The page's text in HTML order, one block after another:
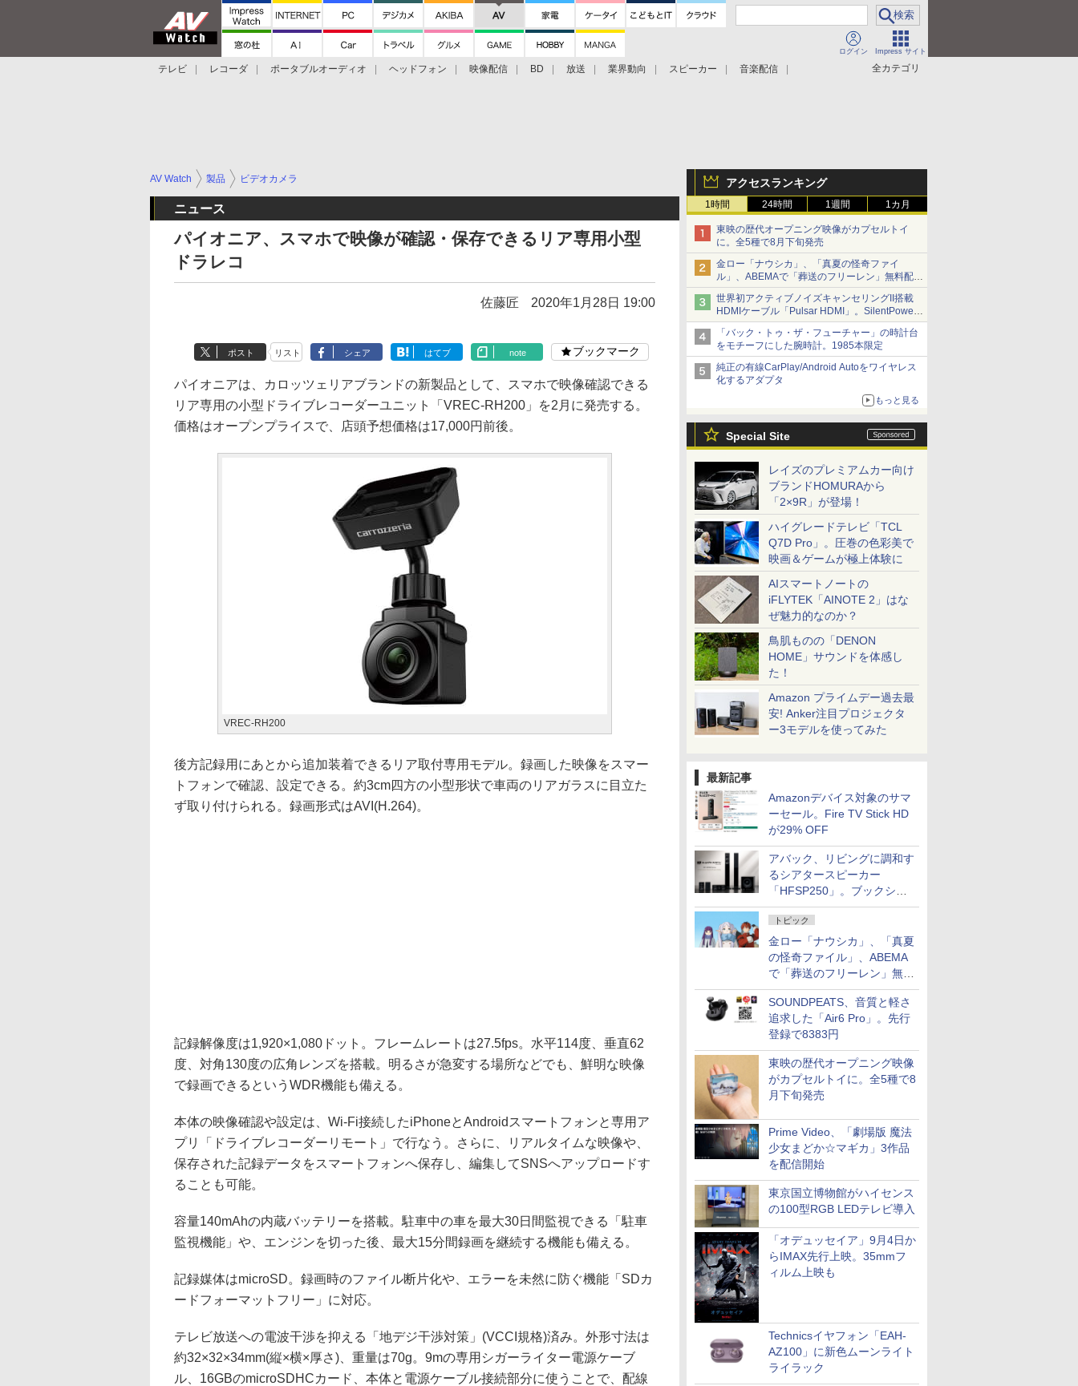
ログイン Impress サイト
全カテゴリ
テレビ レコーダ ポータブルオーディオ ヘッドフォン 映像配信 BD 放送 業界動向 スピーカー
音楽配信
アクセスランキング
1時間 24時間 1週間 1カ月
東映の歴代オープニング映像がカプセルトイ
に。全5種で8月下旬発売
金ロー「ナウシカ」、「真夏の怪奇ファイ
ル」、ABEMAで「葬送のフリーレン」無料配信
など。夏の特番・配信情報
世界初アクティブノイズキャンセリングII搭載
HDMIケーブル「Pulsar HDMI」。SilentPower
から
「バック・トゥ・ザ・フューチャー」の時計台
をモチーフにした腕時計。1985本限定
純正の有線CarPlay/Android Autoをワイヤレス
化するアダプタ
もっと見る
Special Site
レイズのプレミアムカー向け
ブランドHOMURAから
「2×9R」が登場！
ハイグレードテレビ「TCL
Q7D Pro」。圧巻の色彩美で
映画＆ゲームが極上体験に
AIスマートノートの
iFLYTEK「AINOTE 2」はな
ぜ魅力的なのか？
鳥肌ものの「DENON
HOME」サウンドを体感し
た！
Amazon プライムデー過去最
安! Anker注目プロジェクタ
ー3モデルを使ってみた
最新記事
Amazonデバイス対象のサマ
ーセール。Fire TV Stick HD
が29% OFF
アバック、リビングに調和す
るシアタースピーカー
「HFSP250」。ブックシェ
ルフはペア3万円以下
トピック
金ロー「ナウシカ」、「真夏
の怪奇ファイル」、ABEMA
で「葬送のフリーレン」無料
配信など。夏の特番・配信情
報
SOUNDPEATS、音質と軽さ
追求した「Air6 Pro」。先行
登録で8383円
東映の歴代オープニング映像
がカプセルトイに。全5種で8
月下旬発売
Prime Video、「劇場版 魔法
少女まどか☆マギカ」3作品
を配信開始
東京国立博物館がハイセンス
の100型RGB LEDテレビ導入
「オデュッセイア」9月4日か
らIMAX先行上映。35mmフ
ィルム上映も
Technicsイヤフォン「EAH-
AZ100」に新色ムーンライト
ライラック
AV Watch 製品 ビデオカメラ
ニュース
パイオニア、スマホで映像が確認・保存できるリア専用小型
ドラレコ
佐藤匠 2020年1月28日 19:00
ポスト リスト シェア はてブ note ブックマーク
パイオニアは、カロッツェリアブランドの新製品として、スマホで映像確認できる
リア専用の小型ドライブレコーダーユニット「VREC-RH200」を2月に発売する。
価格はオープンプライスで、店頭予想価格は17,000円前後。
VREC-RH200
後方記録用にあとから追加装着できるリア取付専用モデル。録画した映像をスマー
トフォンで確認、設定できる。約3cm四方の小型形状で車両のリアガラスに目立た
ず取り付けられる。録画形式はAVI(H.264)。
記録解像度は1,920×1,080ドット。フレームレートは27.5fps。水平114度、垂直62
度、対角130度の広角レンズを搭載。明るさが急変する場所などでも、鮮明な映像
で録画できるというWDR機能も備える。
本体の映像確認や設定は、Wi-Fi接続したiPhoneとAndroidスマートフォンと専用ア
プリ「ドライブレコーダーリモート」で行なう。さらに、リアルタイムな映像や、
保存された記録データをスマートフォンへ保存し、編集してSNSへアップロードす
ることも可能。
容量140mAhの内蔵バッテリーを搭載。駐車中の車を最大30日間監視できる「駐車
監視機能」や、エンジンを切った後、最大15分間録画を継続する機能も備える。
記録媒体はmicroSD。録画時のファイル断片化や、エラーを未然に防ぐ機能「SDカ
ードフォーマットフリー」に対応。
テレビ放送への電波干渉を抑える「地デジ干渉対策」(VCCI規格)済み。外形寸法は
約32×32×34mm(縦×横×厚さ)、重量は70g。9mの専用シガーライター電源ケーブ
ル、16GBのmicroSDHCカード、本体と電源ケーブル接続部分に使うことで、配線